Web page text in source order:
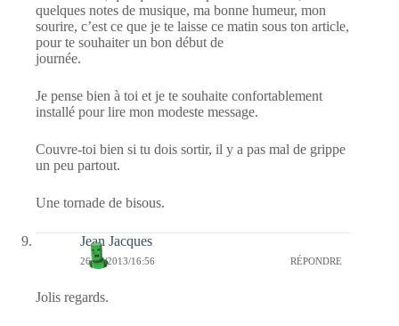
quelques notes de musique, ma bonne humeur, mon
sourire, c’est ce que je te laisse ce matin sous ton article,
pour te souhaiter un bon début de
journée.
Je pense bien à toi et je te souhaite confortablement
installé pour lire mon modeste message.
Couvre-toi bien si tu dois sortir, il y a pas mal de grippe
un peu partout.
Une tornade de bisous.
Jean Jacques
26/01/2013/16:56 RÉPONDRE
Jolis regards.